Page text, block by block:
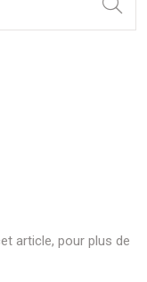
article, pour plus de